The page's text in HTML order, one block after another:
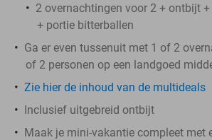
2 overnachtingen voor 2 + ontbijt
+ portie bitterballen
Ga er even tussenuit met 1 of 2
of 2 personen op een landgoed
Zie hier de inhoud van de multideals
Inclusief uitgebreid ontbijt
Maak je mini-vakantie compleet met